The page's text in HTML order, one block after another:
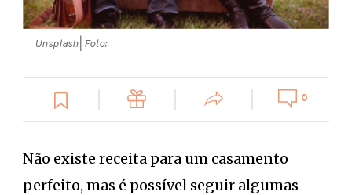
Unsplash | Foto:
0
Não existe receita para um casamento
perfeito, mas é possível seguir algumas